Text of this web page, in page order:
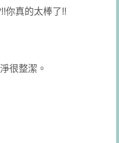
你真的太棒了!!
很整潔。